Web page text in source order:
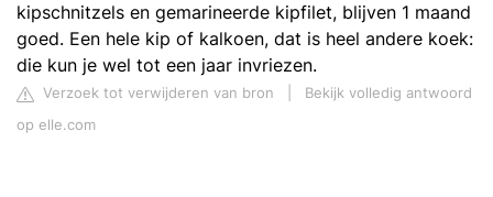
kipschnitzels en gemarineerde kipfilet, blijven 1 maand
goed. Een hele kip of kalkoen, dat is heel andere koek:
die kun je wel tot een jaar invriezen.
Verzoek tot verwijderen van bron
Bekijk volledig antwoord
op elle.com